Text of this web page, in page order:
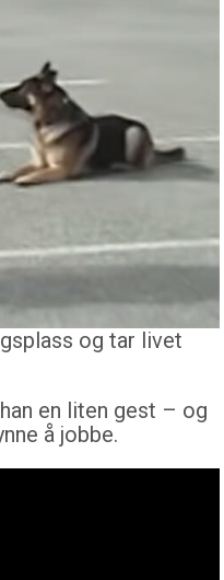
og tar livet
en liten gest – og
å jobbe.